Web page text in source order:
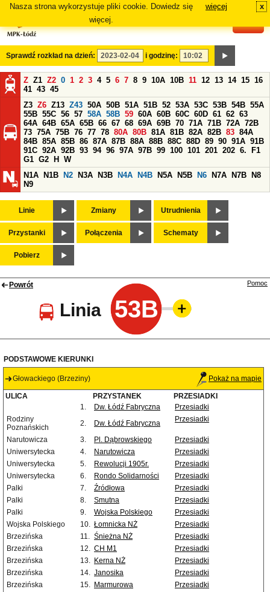
Nasza strona wykorzystuje pliki cookie. Dowiedz się
więcej.
więcej x
Sprawdź rozkład na dzień: i godzinę:
Z Z1 Z2 0 1 2 3 4 5 6 7 8 9 10A 10B 11 12 13 14 15 16
41 43 45
Z3 Z6 Z13 Z43 50A 50B 51A 51B 52 53A 53C 53B 54B 55A
55B 55C 56 57 58A 58B 59 60A 60B 60C 60D 61 62 63
64A 64B 65A 65B 66 67 68 69A 69B 70 71A 71B 72A 72B
73 75A 75B 76 77 78 80A 80B 81A 81B 82A 82B 83 84A
84B 85A 85B 86 87A 87B 88A 88B 88C 88D 89 90 91A 91B
91C 92A 92B 93 94 96 97A 97B 99 100 101 201 202 6.
F1
G1 G2 H
W
N1A
N1B N2 N3A N3B N4A N4B N5A N5B N6 N7A N7B
N8
N9
Linie Zmiany Utrudnienia
Przystanki Połączenia Schematy
Pobierz
Powrót
Linia 53B
Pomoc
PODSTAWOWE KIERUNKI
Głowackiego (Brzeziny) Pokaż na mapie
ULICA PRZYSTANEK
PRZESIADKI
1.
Dw. Łódź Fabryczna
Przesiadki
Rodziny
Poznańskich
2. Dw. Łódź Fabryczna Przesiadki
Narutowicza 3. Pl. Dąbrowskiego
Przesiadki
Uniwersytecka
4. Narutowicza
Przesiadki
Uniwersytecka
5. Rewolucji 1905r.
Przesiadki
Uniwersytecka
6. Rondo Solidarności
Przesiadki
Palki
7. Źródłowa
Przesiadki
Palki
8. Smutna
Przesiadki
Palki
9. Wojska Polskiego
Przesiadki
Wojska Polskiego
10. Łomnicka NŻ
Przesiadki
Brzezińska
11. Śnieżna NŻ
Przesiadki
Brzezińska
12. CH M1
Przesiadki
Brzezińska
13. Kerna NŻ
Przesiadki
Brzezińska
14. Janosika
Przesiadki
Brzezińska
15. Marmurowa
Przesiadki